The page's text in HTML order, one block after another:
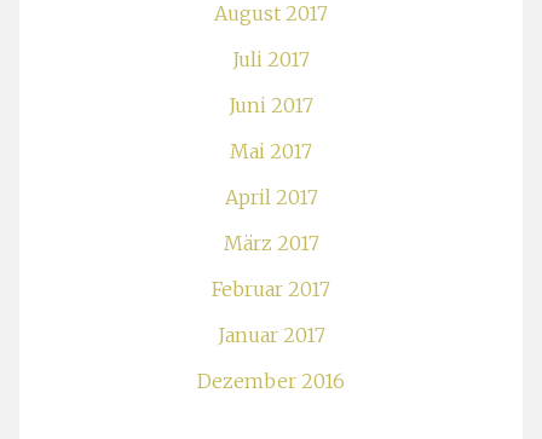
August 2017
Juli 2017
Juni 2017
Mai 2017
April 2017
März 2017
Februar 2017
Januar 2017
Dezember 2016